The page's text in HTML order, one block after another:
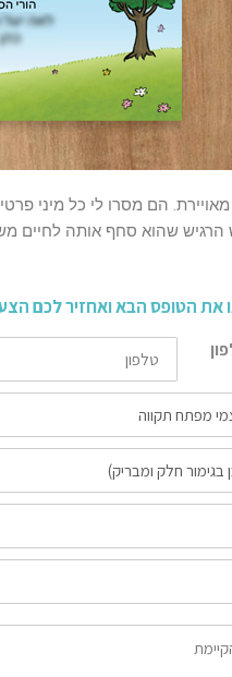
מאויירת. הם מסרו לי כל מיני
הרגיש שהוא סחף אותה לחיים
את הטופס הבא ואחזיר לכם